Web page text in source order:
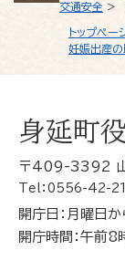
交通安全 >
トップペー
妊娠出産の
身延町
〒409-3392 山
Tel：0556-42-
開庁日：月曜日
開庁時間：午前